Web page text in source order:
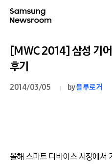
[MWC 2014] 삼성 기
후기
2014/03/05 by블루로거
올해 스마트 디바이스 시장에서